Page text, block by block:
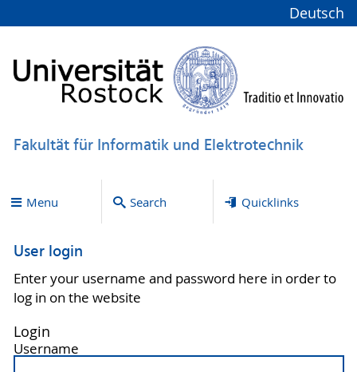
Deutsch
Fakultät für Informatik und Elektrotechnik
Menu Search Quicklinks
User login
Enter your username and password here in order to
log in on the website
Login
Username